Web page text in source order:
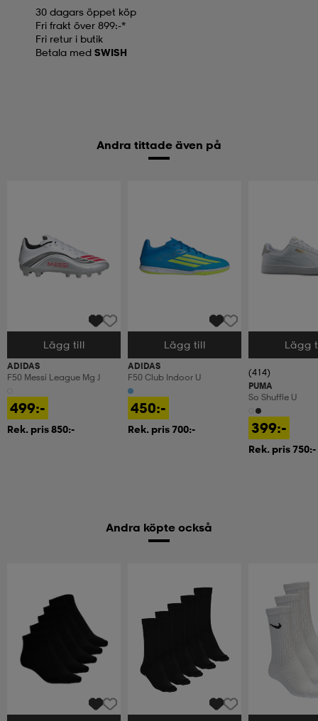
30 dagars öppet köp
Fri frakt över 899:-*
Fri retur i butik
Betala med SWISH
Andra tittade även på
Välj storlek
Lägg till
ADIDAS
F50 Messi League Mg J
499:-
Rek. pris 850:-
Välj storlek
Lägg till
ADIDAS
F50 Club Indoor U
450:-
Rek. pris 700:-
Välj storlek
Lägg
(414)
PUMA
So Shuffle U
399:-
Rek. pris 750:-
Andra köpte också